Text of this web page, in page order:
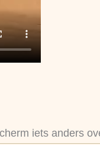
iets anders